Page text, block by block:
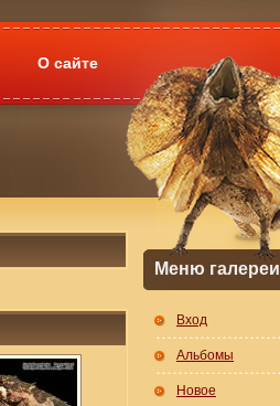
О сайте
Меню галереи
Вход
Альбомы
Новое